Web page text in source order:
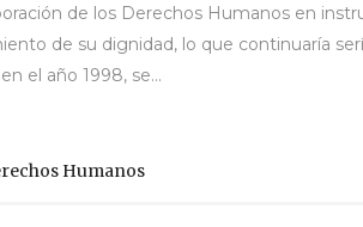
de los Derechos Humanos en
de su dignidad, lo que continuaría
el año 1998, se...
Humanos